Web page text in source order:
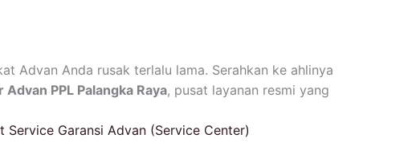
Advan Anda rusak terlalu lama. Serahkan ke ahlinya
PPL Palangka Raya, pusat layanan resmi yang
Service Garansi Advan (Service Center)